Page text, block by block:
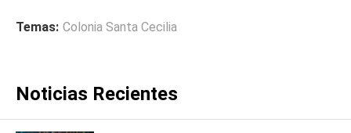
Temas: Colonia Santa Cecilia
Noticias Recientes